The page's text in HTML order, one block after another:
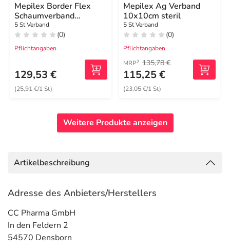
Mepilex Border Flex
Schaumverband
haft.7,8x10 cm oval
5 St Verband
(0)
Pflichtangaben
129,53 €
(25,91 €/1 St)
Mepilex Ag Verband
10x10cm steril
5 St Verband
(0)
Pflichtangaben
MRP2 135,78 €
115,25 €
(23,05 €/1 St)
Weitere Produkte anzeigen
Artikelbeschreibung
Adresse des Anbieters/Herstellers
CC Pharma GmbH
In den Feldern 2
54570 Densborn